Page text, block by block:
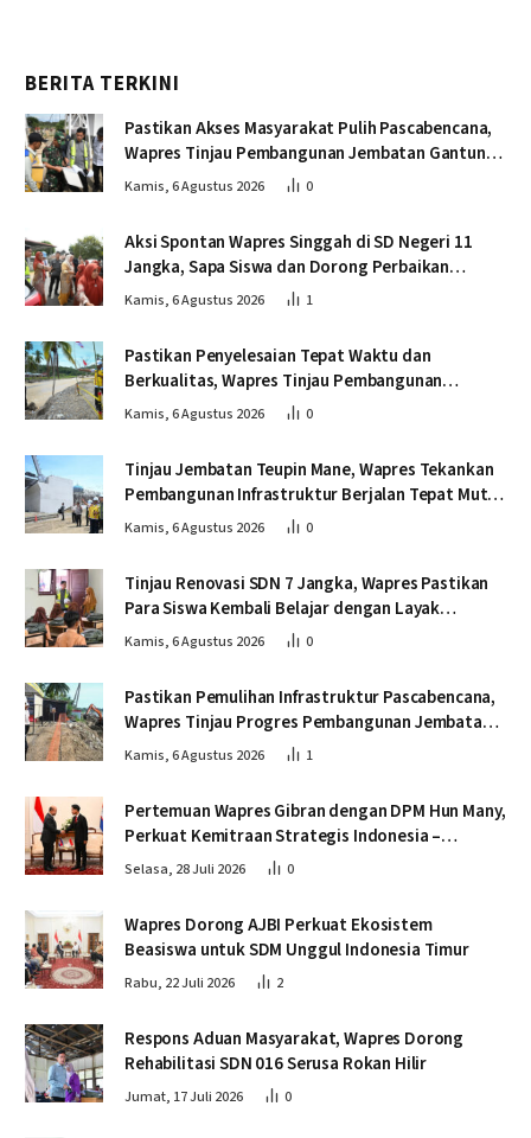
BERITA TERKINI
Pastikan Akses Masyarakat Pulih Pascabencana,
Wapres Tinjau Pembangunan Jembatan Gantung
Kendawi
Kamis, 6 Agustus 2026 0
Aksi Spontan Wapres Singgah di SD Negeri 11
Jangka, Sapa Siswa dan Dorong Perbaikan
Sekolah
Kamis, 6 Agustus 2026 1
Pastikan Penyelesaian Tepat Waktu dan
Berkualitas, Wapres Tinjau Pembangunan
Jembatan Lumut
Kamis, 6 Agustus 2026 0
Tinjau Jembatan Teupin Mane, Wapres Tekankan
Pembangunan Infrastruktur Berjalan Tepat Mutu
dan Tepat Waktu
Kamis, 6 Agustus 2026 0
Tinjau Renovasi SDN 7 Jangka, Wapres Pastikan
Para Siswa Kembali Belajar dengan Layak
Pascabencana
Kamis, 6 Agustus 2026 0
Pastikan Pemulihan Infrastruktur Pascabencana,
Wapres Tinjau Progres Pembangunan Jembatan
Krueng Tingkeum Bireuen
Kamis, 6 Agustus 2026 1
Pertemuan Wapres Gibran dengan DPM Hun Many,
Perkuat Kemitraan Strategis Indonesia –
Kamboja
Selasa, 28 Juli 2026 0
Wapres Dorong AJBI Perkuat Ekosistem
Beasiswa untuk SDM Unggul Indonesia Timur
Rabu, 22 Juli 2026 2
Respons Aduan Masyarakat, Wapres Dorong
Rehabilitasi SDN 016 Serusa Rokan Hilir
Jumat, 17 Juli 2026 0